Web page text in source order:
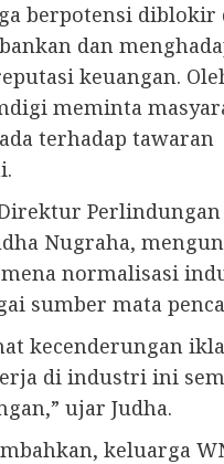
berpotensi diblokir
dan
keuangan.
meminta
terhadap tawaran
Nugraha,
normalisasi
sumber mata
kecenderungan
di industri ini
ujar Judha.
keluarga